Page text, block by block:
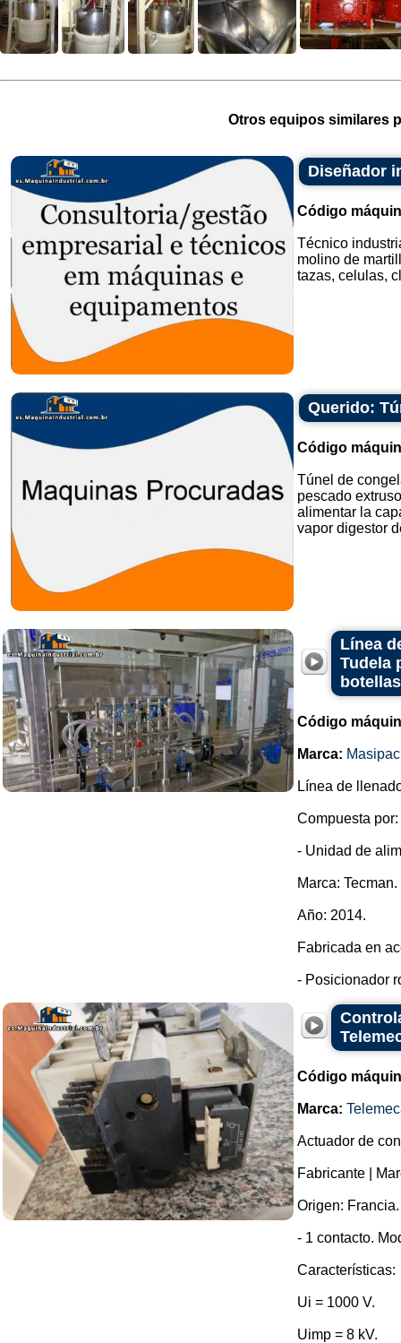
Otros equipos similares
Diseñador
Código
Técnico
molino de
tazas, celulas,
Querido:
Código
Túnel de
pescado
alimentar la
vapor digestor
Línea
Tudela
Código
Marca:
Línea de
Compuesta por:
- Unidad de
Marca: Tecman.
Año: 2014.
Fabricada en
- Posicionador
Código
Marca:
Actuador de
Fabricante |
Origen: Francia.
- 1 contacto.
Características:
Ui = 1000 V.
Uimp = 8 kV.